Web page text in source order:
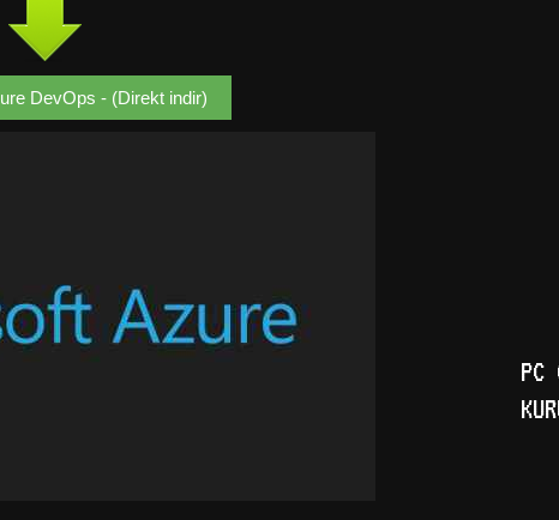
DevOps - (Direkt indir)
PC